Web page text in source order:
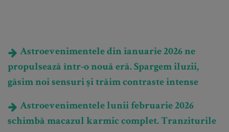
Astroevenimentele din ianuarie 2026 ne
propulsează într-o nouă eră. Spargem iluzii,
găsim noi sensuri și trăim contraste intense
Astroevenimentele lunii februarie 2026
schimbă macazul karmic complet. Tranziturile